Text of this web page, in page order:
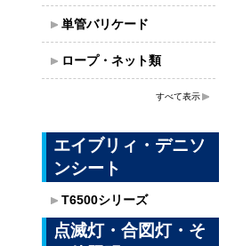
単管バリケード
ロープ・ネット類
すべて表示
エイブリィ・デニソ
ンシート
T6500シリーズ
点滅灯・合図灯・そ